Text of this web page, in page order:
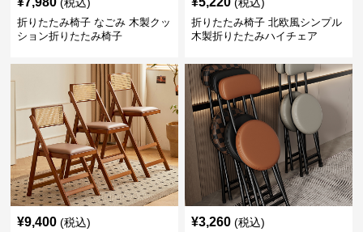
折りたたみ椅子 なごみ 木製クッ
ション折りたたみ椅子
折りたたみ椅子 北欧風シンプル
木製折りたたみハイチェア
¥9,400 (税込) ¥3,260 (税込)